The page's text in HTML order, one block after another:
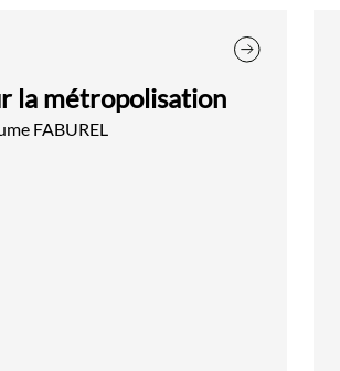
la métropolisation
FABUREL